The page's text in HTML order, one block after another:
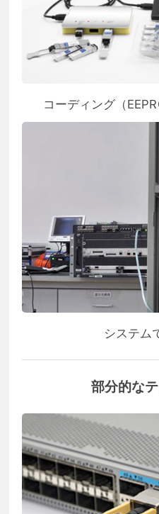
コーディング（
システム
部分的な